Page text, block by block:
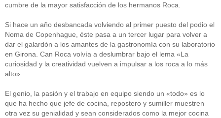
cumbre de la mayor satisfacción de los hermanos Roca.
Si hace un año desbancada volviendo al primer puesto del podio el
Noma de Copenhague, éste pasa a un tercer lugar para volver a
dar el galardón a los amantes de la gastronomía con su laboratorio
en Girona. Can Roca volvía a deslumbrar bajo el lema «La
curiosidad y la creatividad vuelven a impulsar a los roca a lo más
alto»
El genio, la pasión y el trabajo en equipo siendo un «todo» es lo
que ha hecho que jefe de cocina, repostero y sumiller muestren
otra vez su genialidad y sean considerados como la mejor cocina